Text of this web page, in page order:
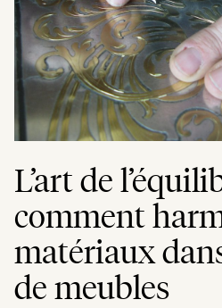
L’art de
comment
matériaux
de meubles